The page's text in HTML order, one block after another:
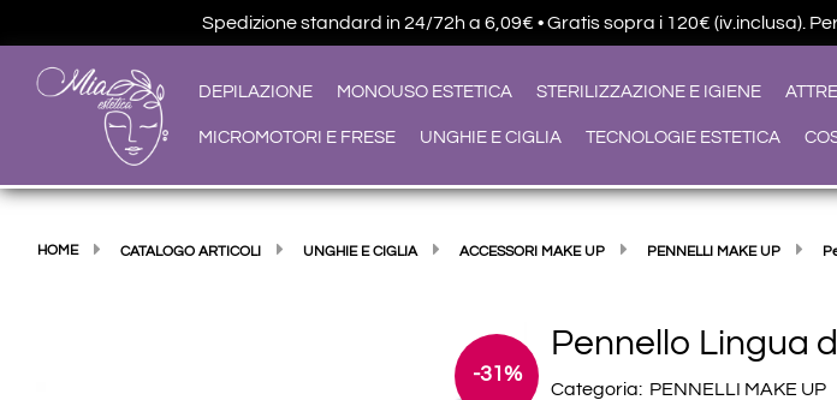
Spedizione standard in 24/72h a 6,09€ • Gratis sopra i 120€ (iv.inclusa).
DEPILAZIONE MONOUSO ESTETICA STERILIZZAZIONE E IGIENE
MICROMOTORI E FRESE UNGHIE E CIGLIA TECNOLOGIE ESTETICA
HOME CATALOGO ARTICOLI UNGHIE E CIGLIA ACCESSORI MAKE UP PENNELLI MAKE UP
-31%
Pennello Lingua
Categoria: PENNELLI MAKE UP